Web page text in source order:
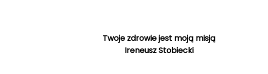
Twoje zdrowie jest moją misją
Ireneusz Stobiecki